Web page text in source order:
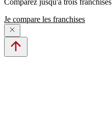
Comparez jusqu'à trois franchises
Je compare les franchises